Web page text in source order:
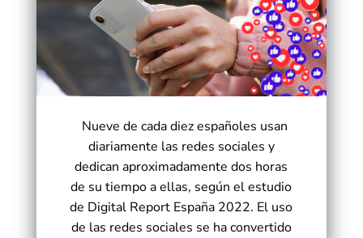
Nueve de cada diez españoles usan
diariamente las redes sociales y
dedican aproximadamente dos horas
de su tiempo a ellas, según el estudio
de Digital Report España 2022. El uso
de las redes sociales se ha convertido